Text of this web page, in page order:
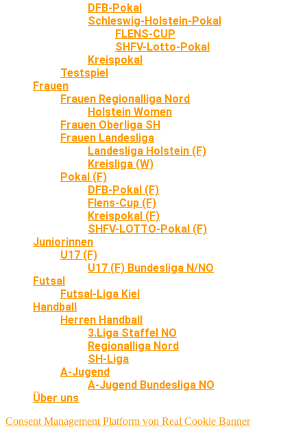
DFB-Pokal
Schleswig-Holstein-Pokal
FLENS-CUP
SHFV-Lotto-Pokal
Kreispokal
Testspiel
Frauen
Frauen Regionalliga Nord
Holstein Women
Frauen Oberliga SH
Frauen Landesliga
Landesliga Holstein (F)
Kreisliga (W)
Pokal (F)
DFB-Pokal (F)
Flens-Cup (F)
Kreispokal (F)
SHFV-LOTTO-Pokal (F)
Juniorinnen
U17 (F)
U17 (F) Bundesliga N/NO
Futsal
Futsal-Liga Kiel
Handball
Herren Handball
3.Liga Staffel NO
Regionalliga Nord
SH-Liga
A-Jugend
A-Jugend Bundesliga NO
Über uns
Consent Management Platform von Real Cookie Banner